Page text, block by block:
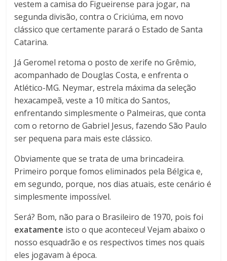
vestem a camisa do Figueirense para jogar, na
segunda divisão, contra o Criciúma, em novo
clássico que certamente parará o Estado de Santa
Catarina.
Já Geromel retoma o posto de xerife no Grêmio,
acompanhado de Douglas Costa, e enfrenta o
Atlético-MG. Neymar, estrela máxima da seleção
hexacampeã, veste a 10 mítica do Santos,
enfrentando simplesmente o Palmeiras, que conta
com o retorno de Gabriel Jesus, fazendo São Paulo
ser pequena para mais este clássico.
Obviamente que se trata de uma brincadeira.
Primeiro porque fomos eliminados pela Bélgica e,
em segundo, porque, nos dias atuais, este cenário é
simplesmente impossível.
Será? Bom, não para o Brasileiro de 1970, pois foi
exatamente isto o que aconteceu! Vejam abaixo o
nosso esquadrão e os respectivos times nos quais
eles jogavam à época.